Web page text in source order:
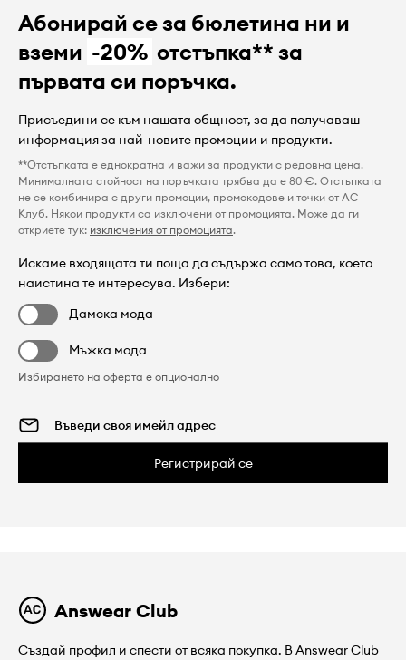
Абонирай се за бюлетина ни и
вземи -20% отстъпка** за
първата си поръчка.
Присъедини се към нашата общност, за да получаваш
информация за най-новите промоции и продукти.
**Отстъпката е еднократна и важи за продукти с редовна цена.
Минималната стойност на поръчката трябва да е 80 €. Отстъпката
не се комбинира с други промоции, промокодове и точки от AC
Клуб. Някои продукти са изключени от промоцията. Може да ги
откриете тук: изключения от промоцията.
Искаме входящата ти поща да съдържа само това, което
наистина те интересува. Избери:
Дамска мода
Мъжка мода
Избирането на оферта е опционално
Регистрирай се
Answear Club
Създай профил и спести от всяка покупка. В Answear Club